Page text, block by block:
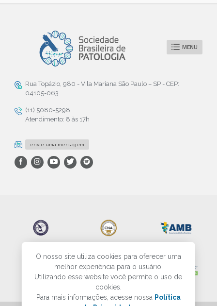
O nosso site utiliza cookies para oferecer uma
melhor experiência para o usuário.
Utilizando esse website você permite o uso de
cookies.
Para mais informações, acesse nossa Política
MENU
Rua Topázio, 980 - Vila Mariana São Paulo – SP - CEP:
04105-063
(11) 5080-5298
Atendimento: 8 às 17h
envie uma mensagem